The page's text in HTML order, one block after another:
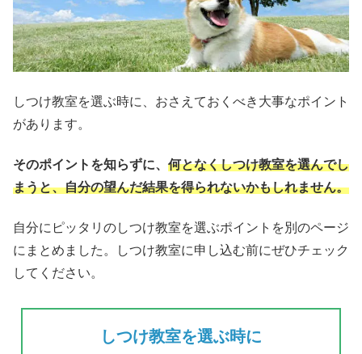
しつけ教室を選ぶ時に、おさえておくべき大事なポイント
があります。
そのポイントを知らずに、 何となくしつけ教室を選んでし
まうと、自分の望んだ結果を得られないかもしれません。
自分にピッタリのしつけ教室を選ぶポイントを別のページ
にまとめました。しつけ教室に申し込む前にぜひチェック
してください。
しつけ教室を選ぶ時に